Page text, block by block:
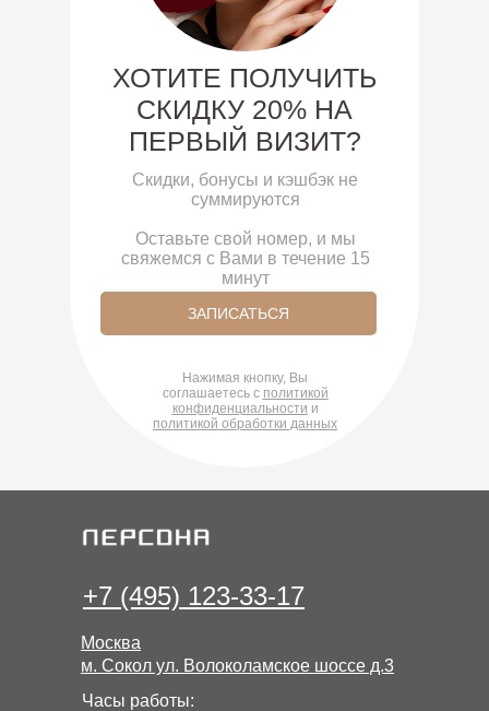
ХОТИТЕ ПОЛУЧИТЬ
СКИДКУ 20% НА
ПЕРВЫЙ ВИЗИТ?
Скидки, бонусы и кэшбэк не
суммируются
Оставьте свой номер, и мы
свяжемся с Вами в течение 15
минут
Нажимая кнопку, Вы
соглашаетесь с политикой
конфиденциальности и
политикой обработки данных
ЗАПИСАТЬСЯ
+7 (495) 123-33-17
Часы работы:
Москва
м. Сокол ул. Волоколамское шоссе д.3